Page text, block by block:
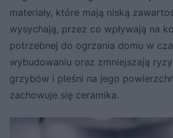
materiały, które mają niską
wysychają, przez co wpływają na
potrzebnej do ogrzania domu w
wybudowaniu oraz zmniejszają
grzybów i pleśni na jego
zachowuje się ceramika.